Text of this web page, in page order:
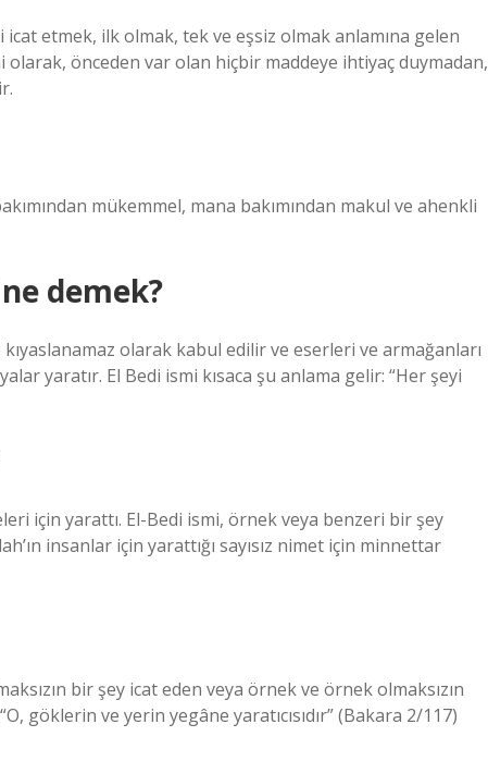
etmek, ilk olmak, tek ve eşsiz olmak anlamına gelen
olarak, önceden var olan hiçbir maddeye ihtiyaç duymadan,
mükemmel, mana bakımından makul ve ahenkli
demek?
olarak kabul edilir ve eserleri ve armağanları
yaratır. El Bedi ismi kısaca şu anlama gelir: “Her şeyi
için yarattı. El-Bedi ismi, örnek veya benzeri bir şey
insanlar için yarattığı sayısız nimet için minnettar
bir şey icat eden veya örnek ve örnek olmaksızın
göklerin ve yerin yegâne yaratıcısıdır” (Bakara 2/117)